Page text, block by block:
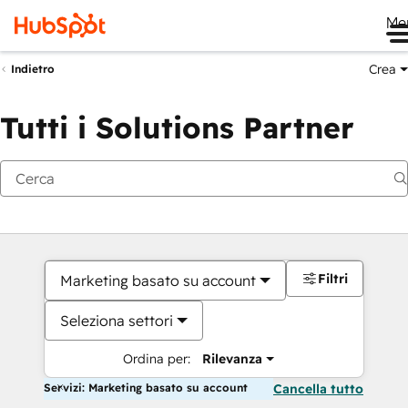
Indietro Crea
Tutti i Solutions Partner
Marketing basato su account
Seleziona settori
Ordina per: Rilevanza
Filtri
Servizi: Marketing basato su account Cancella tutto